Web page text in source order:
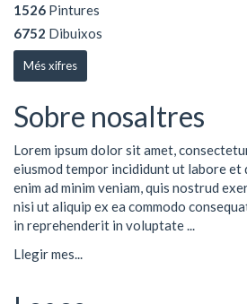
1526 Pintures
6752 Dibuixos
Més xifres
Sobre nosaltres
Lorem ipsum dolor sit amet,
eiusmod tempor incididunt ut labore et
enim ad minim veniam, quis nostrud
nisi ut aliquip ex ea commodo
in reprehenderit in voluptate ...
Llegir mes...